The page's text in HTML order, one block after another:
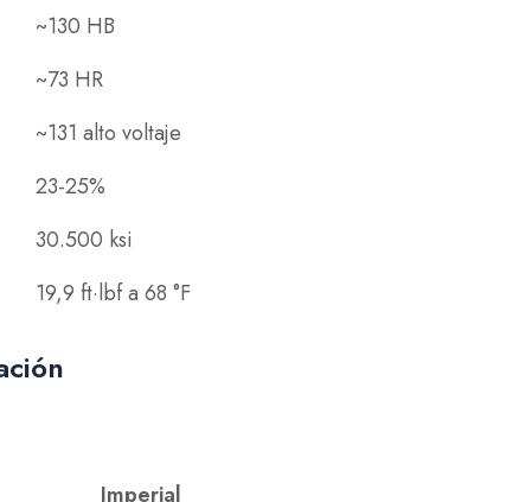
~130 HB
~73 HR
~131 alto voltaje
23-25%
30.500 ksi
19,9 ft·lbf a 68 °F
Imperial